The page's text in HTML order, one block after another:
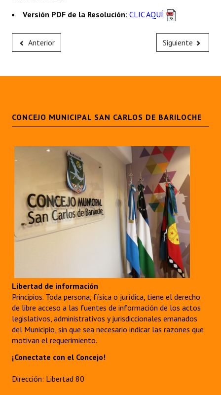
Versión PDF de la Resolución: CLIC AQUÍ
Anterior Siguiente
CONCEJO MUNICIPAL SAN CARLOS DE BARILOCHE
Libertad de información
Principios. Toda persona, física o jurídica, tiene el derecho
de libre acceso a las fuentes de información de los actos
legislativos, administrativos y jurisdiccionales emanados
del Municipio, sin que sea necesario indicar las razones que
motivan el requerimiento.
¡Conectate con el Concejo!
Dirección: Libertad 80